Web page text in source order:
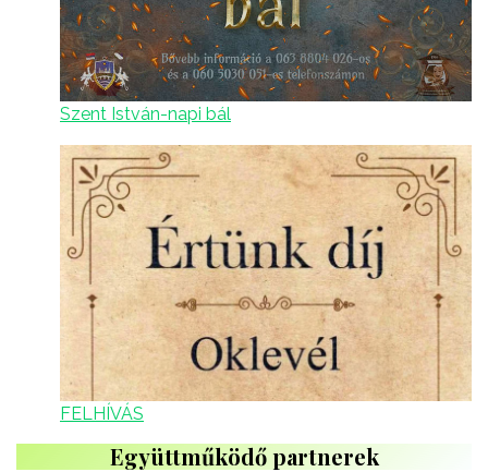
Szent István-napi bál
FELHÍVÁS
Együttműködő partnerek